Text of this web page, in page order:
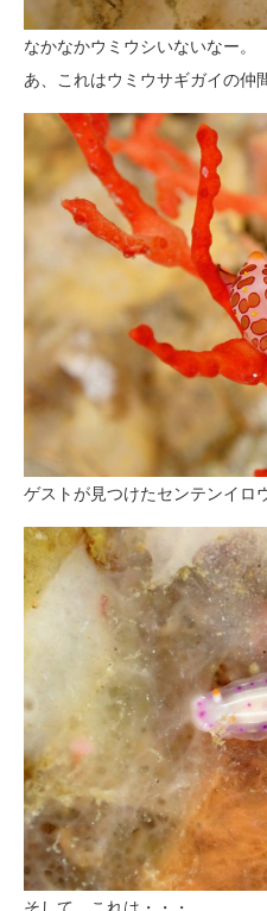
なかなかウミウシいないなー。
あ、これはウミウサギガイの仲
ゲストが見つけたセンテンイロ